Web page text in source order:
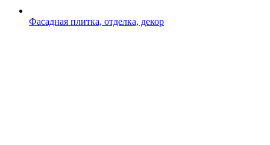
Фасадная плитка, отделка, декор